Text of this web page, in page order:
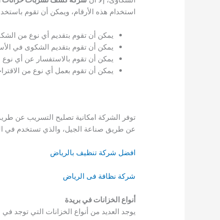
استخدام هذه الأرقام، ويمكن أن تقوم
يمكن أن تقوم بتقديم أي نوع من
يمكن أن تقوم بتقديم الشكوى في
يمكن أن تقوم بالاستفسار عن أي نوع
يمكن أن تقوم بعمل أي نوع من
توفر الشركة امكانية تصليح التسريب عن
عن طريق صناعة الجيل، والذي تستخدم في
افضل شركة تنظيف بالرياض
شركة نظافة فى الرياض
أنواع الخزانات في بريدة
يوجد العديد من أنواع الخزانات التي توجد